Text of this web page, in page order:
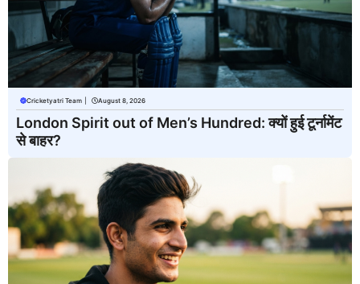
Cricketyatri Team August 8, 2026
London Spirit out of Men’s Hundred: क्यों हुई टूर्नामेंट
से बाहर?